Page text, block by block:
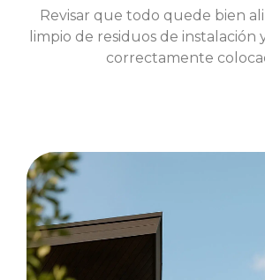
Revisar que todo quede bien
limpio de residuos de instalación
correctamente